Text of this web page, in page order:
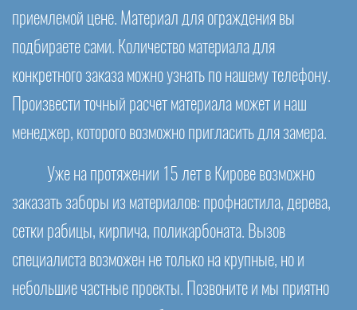
приемлемой цене. Материал для ограждения вы
подбираете сами. Количество материала для
конкретного заказа можно узнать по нашему телефону.
Произвести точный расчет материала может и наш
менеджер, которого возможно пригласить для замера.
Уже на протяжении 15 лет в Кирове возможно
заказать заборы из материалов: профнастила, дерева,
сетки рабицы, кирпича, поликарбоната. Вызов
специалиста возможен не только на крупные, но и
небольшие частные проекты. Позвоните и мы приятно